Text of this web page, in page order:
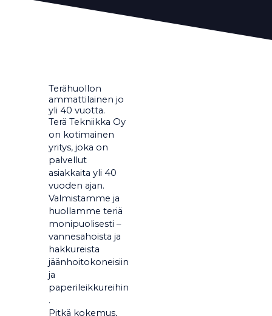
Terähuollon
ammattilainen jo
yli 40 vuotta.
Terä Tekniikka Oy
on kotimainen
yritys, joka on
palvellut
asiakkaita yli 40
vuoden ajan.
Valmistamme ja
huollamme teriä
monipuolisesti –
vannesahoista ja
hakkureista
jäänhoitokoneisiin
ja
paperileikkureihin
.
Pitkä kokemus,